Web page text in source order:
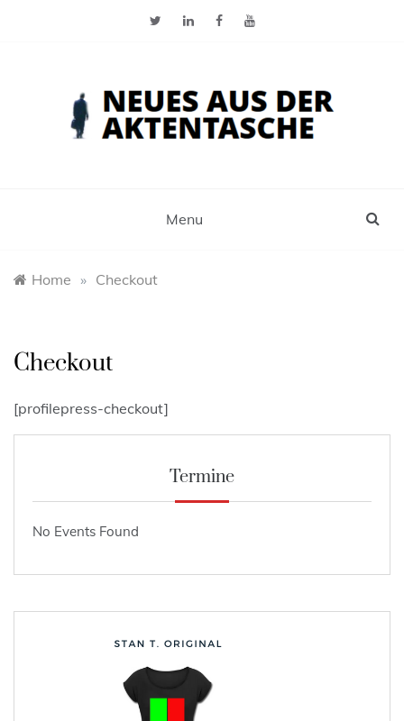
Menu
Home » Checkout
Checkout
[profilepress-checkout]
Termine
No Events Found